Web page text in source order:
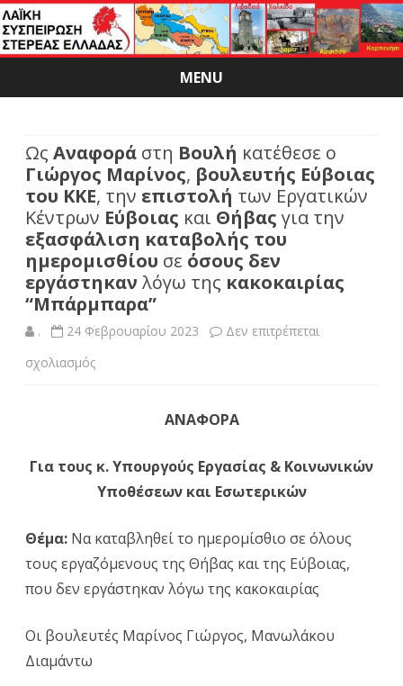
MENU
Skip
Ως Αναφορά στη Βουλή κατέθεσε ο
Γιώργος Μαρίνος, βουλευτής Εύβοιας
του ΚΚΕ, την επιστολή των Εργατικών
Κέντρων Εύβοιας και Θήβαςγια την
εξασφάλιση καταβολής του
ημερομισθίου σε όσους δεν
εργάστηκαν λόγω της κακοκαιρίας
“Μπάρμπαρα”
. 24 Φεβρουαρίου 2023
Δεν επιτρέπεται
σχολιασμόςστο
Βουλή
Γιώργος
βουλευτής
ΑΝΑΦΟΡΑ
Για τους κ. Υπουργούς Εργασίας & Κοινωνικών
Υποθέσεων και Εσωτερικών
Θέμα: Να καταβληθεί το ημερομίσθιο σε όλους
τους εργαζόμενους της Θήβας και της Εύβοιας,
που δεν εργάστηκαν λόγω της κακοκαιρίας
Οι βουλευτές Μαρίνος Γιώργος, Μανωλάκου
Διαμάντω